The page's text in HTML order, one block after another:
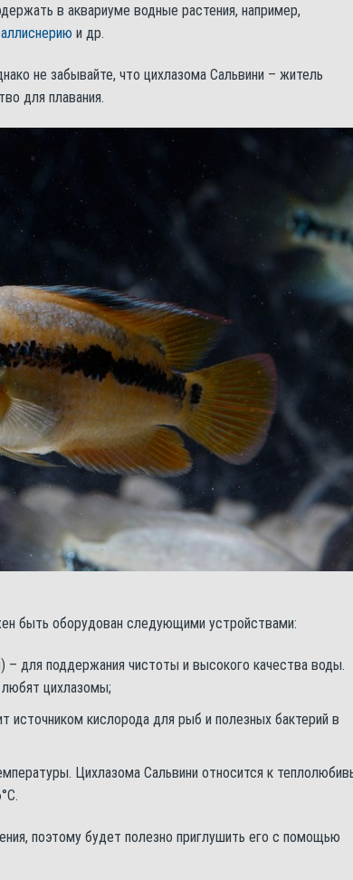
в аквариуме водные растения, например,
и др.
не забывайте, что цихлазома Сальвини – житель
для плавания.
быть оборудован следующими устройствами:
– для поддержания чистоты и высокого качества воды.
цихлазомы;
кислорода для рыб и полезных бактерий в
Цихлазома Сальвини относится к
поэтому будет полезно приглушить его с помощью